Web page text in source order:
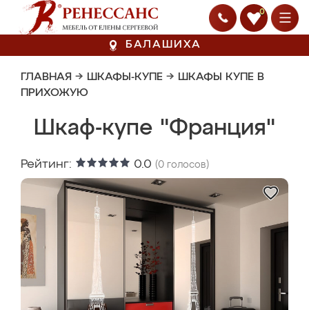
0
БАЛАШИХА
ГЛАВНАЯ → ШКАФЫ-КУПЕ → ШКАФЫ КУПЕ В
ПРИХОЖУЮ
Шкаф-купе "Франция"
Рейтинг: 0.0 (0 голосов)